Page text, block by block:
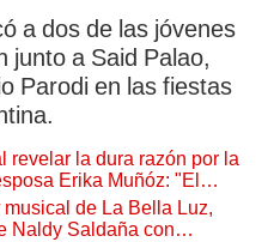
a dos de las jóvenes
junto a Said Palao,
Parodi en las fiestas
revelar la dura razón por la
Erika Muñóz: "El
de La Bella Luz,
Naldy Saldaña con